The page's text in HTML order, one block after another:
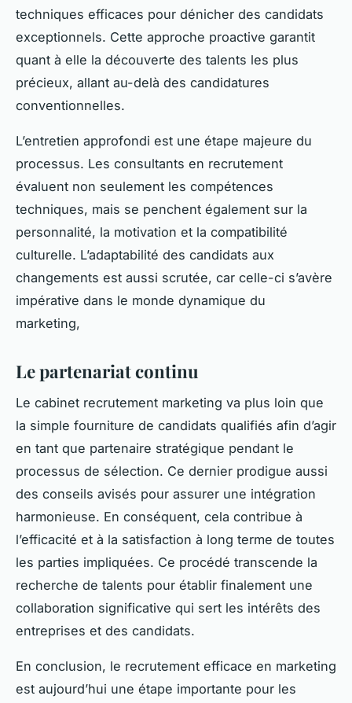
techniques efficaces pour dénicher des candidats
exceptionnels. Cette approche proactive garantit
quant à elle la découverte des talents les plus
précieux, allant au-delà des candidatures
conventionnelles.
L’entretien approfondi est une étape majeure du
processus. Les consultants en recrutement
évaluent non seulement les compétences
techniques, mais se penchent également sur la
personnalité, la motivation et la compatibilité
culturelle. L’adaptabilité des candidats aux
changements est aussi scrutée, car celle-ci s’avère
impérative dans le monde dynamique du
marketing,
Le partenariat continu
Le cabinet recrutement marketing va plus loin que
la simple fourniture de candidats qualifiés afin d’agir
en tant que partenaire stratégique pendant le
processus de sélection. Ce dernier prodigue aussi
des conseils avisés pour assurer une intégration
harmonieuse. En conséquent, cela contribue à
l’efficacité et à la satisfaction à long terme de toutes
les parties impliquées. Ce procédé transcende la
recherche de talents pour établir finalement une
collaboration significative qui sert les intérêts des
entreprises et des candidats.
En conclusion, le recrutement efficace en marketing
est aujourd’hui une étape importante pour les